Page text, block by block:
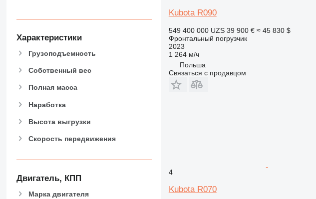
Характеристики
Грузоподъемность
Собственный вес
Полная масса
Наработка
Высота выгрузки
Скорость передвижения
Двигатель, КПП
Марка двигателя
Kubota R090
549 400 000 UZS 39 900 € ≈ 45 830 $
Фронтальный погрузчик
2023
1 264 м/ч
Польша
Связаться с продавцом
4
Kubota R070